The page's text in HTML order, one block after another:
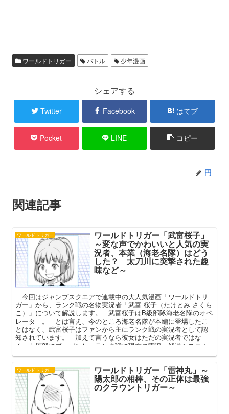
ワールドトリガー バトル 少年漫画
シェアする
Twitter Facebook はてブ
Pocket LINE コピー
円
関連記事
ワールドトリガー ワールドトリガー「武富桜子」
～変な声でかわいいと人気の実
況者、本業（海老名隊）はどう
した？ 太刀川に突撃された趣
味など～
今回はジャンプスクエアで連載中の大人気漫画「ワールドトリ
ガー」から、ランク戦の名物実況者「武富 桜子（たけとみ さくら
こ）」について解説します。 武富桜子はB級部隊海老名隊のオペ
レータ―。 とは言え、今のところ海老名隊が本編に登場したこ
とはなく、武富桜子はファンから主にランク戦の実況者として認
知されています。 加えて言うなら彼女はただの実況者ではな
く、上層部にプレゼンし、ランク戦に現在の実況・解説システム
ます。
ワールドトリガー ワールドトリガー「雷神丸」～
陽太郎の相棒、その正体は最強
のクラウントリガー～